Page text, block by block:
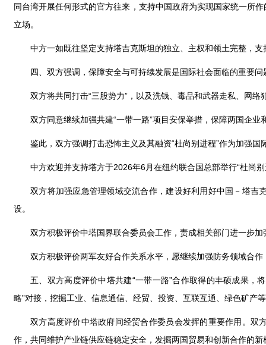
同台湾开展任何形式的官方往来，支持中国政府为实现国家统一所
立场。
中方一如既往坚定支持塔吉克斯坦的独立、主权和领土完整，
四、双方强调，保障安全与可持续发展是国际社会面临的重要
双方将共同打击“三股势力”，以及洗钱、毒品和武器走私、网
双方同意继续加强共建“一带一路”项目安保举措，保障两国企业
鉴此，双方强调打击恐怖主义及其融资“杜尚别进程”作为加强
中方欢迎并支持塔方于2026年6月在纽约联合国总部举行“杜尚
双方将加强应急管理领域交流合作，建设好利用好中国－塔
设。
双方积极评价中塔国界联合委员会工作，责成相关部门进一步加
双方积极评价两军友好合作关系水平，愿继续加强防务领域合
五、双方高度评价中塔共建“一带一路”合作取得的丰硕成果，
略”对接，挖掘工业、信息通信、经贸、投资、互联互通、绿色矿产
双方高度评价中塔政府间经贸合作委员会发挥的重要作用。
作，共同维护产业链供应链稳定安全，发掘两国贸易和创新合作的新